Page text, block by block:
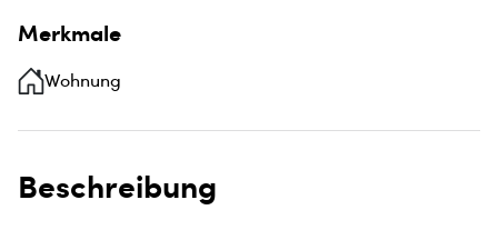
Merkmale
Wohnung
Beschreibung